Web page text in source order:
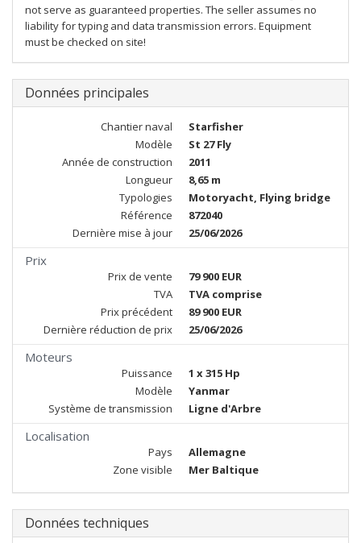
not serve as guaranteed properties. The seller assumes no
liability for typing and data transmission errors. Equipment
must be checked on site!
Données principales
Chantier naval
Starfisher
Modèle
St 27 Fly
Année de construction
2011
Longueur
8,65 m
Typologies
Motoryacht, Flying bridge
Référence
872040
Dernière mise à jour
25/06/2026
Prix
Prix de vente
79 900 EUR
TVA
TVA comprise
Prix précédent
89 900 EUR
Dernière réduction de prix
25/06/2026
Moteurs
Puissance
1 x 315 Hp
Modèle
Yanmar
Système de transmission
Ligne d'Arbre
Localisation
Pays
Allemagne
Zone visible
Mer Baltique
Données techniques